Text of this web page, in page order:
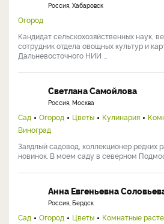
Россия, Хабаровск
Огород
Кандидат сельскохозяйственных наук,
сотрудник отдела овощных культур и
Дальневосточного НИИ ...
Светлана Самойлова
Россия, Москва
Сад Огород Цветы Кулинария
Виноград
Заядлый садовод, коллекционер редких
новинок. В моем саду в северном
Анна Евгеньевна
Россия, Бердск
Сад Огород Цветы Комнатные